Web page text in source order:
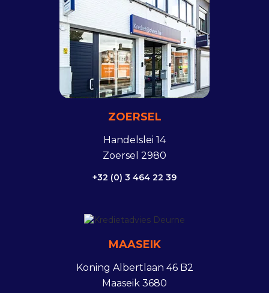
ZOERSEL
Handelslei 14
Zoersel 2980
+32 (0) 3 464 22 39
MAASEIK
Koning Albertlaan 46 B2
Maaseik 3680